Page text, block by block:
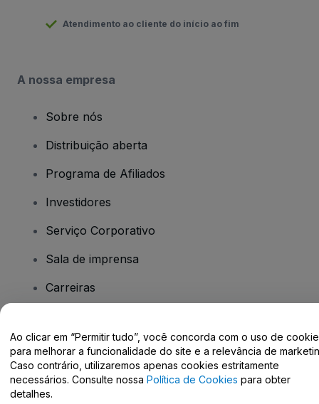
Atendimento ao cliente do início ao fim
A nossa empresa
Sobre nós
Distribuição aberta
Programa de Afiliados
Investidores
Serviço Corporativo
Sala de imprensa
Carreiras
Tem dúvidas?
Centro de Ajuda / Fale Conosco
Ao clicar em “Permitir tudo”, você concorda com o uso de
para melhorar a funcionalidade do site e a relevância de
Caso contrário, utilizaremos apenas cookies estritamente
necessários. Consulte nossa Política de Cookies para obter
detalhes.